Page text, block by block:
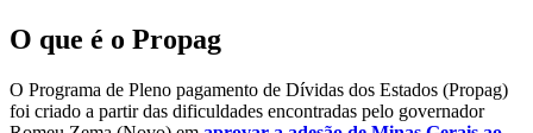
O que é o Propag
O Programa de Pleno pagamento de Dívidas dos Estados (Propag)
foi criado a partir das dificuldades encontradas pelo governador